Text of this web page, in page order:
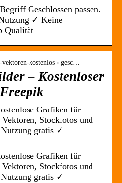
Geschlossen passen.
✓ Keine
Qualität
kostenlos › gesc…
– Kostenloser
Grafiken für
Stockfotos und
gratis ✓
Grafiken für
Stockfotos und
gratis ✓